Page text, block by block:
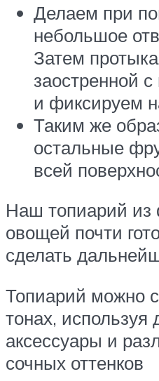
Делаем при
небольшое
Затем
заостренной
и фиксируем
Таким же
остальные
всей
Наш топиарий из
овощей почти
сделать
Топиарий можно
тонах, используя
аксессуары и
сочных оттенков